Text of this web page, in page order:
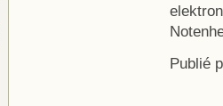
Publié